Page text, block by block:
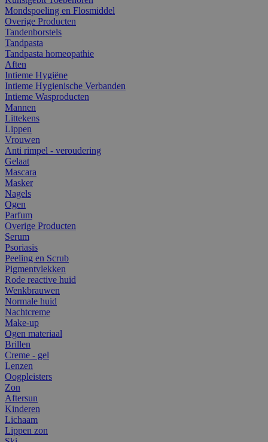
Mondspoeling en Flosmiddel
Overige Producten
Tandenborstels
Tandpasta
Tandpasta homeopathie
Aften
Intieme Hygiëne
Intieme Hygienische Verbanden
Intieme Wasproducten
Mannen
Littekens
Lippen
Vrouwen
Anti rimpel - veroudering
Gelaat
Mascara
Masker
Nagels
Ogen
Parfum
Overige Producten
Serum
Psoriasis
Peeling en Scrub
Pigmentvlekken
Rode reactive huid
Wenkbrauwen
Normale huid
Nachtcreme
Make-up
Ogen materiaal
Brillen
Creme - gel
Lenzen
Oogpleisters
Zon
Aftersun
Kinderen
Lichaam
Lippen zon